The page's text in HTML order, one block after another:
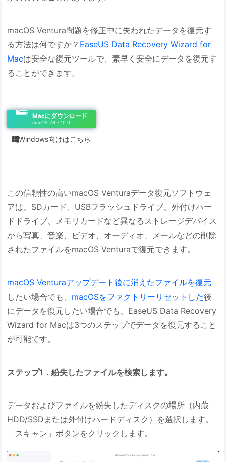
macOS Ventura問題を修正中に失われたデータを復元す
る方法は何ですか？ EaseUS Data Recovery Wizard for
Macは安全な復元ツールで、素早く安全にデータを復元す
ることができます。
Macにダウンロード
macOS 26 - 10.9
Windows向けはこちら
この信頼性の高いmacOS Venturaデータ復元ソフトウェ
アは、SDカード、USBフラッシュドライブ、外付けハー
ドドライブ、メモリカードなど異なるストレージデバイス
から写真、音楽、ビデオ、オーディオ、メールなどの削除
されたファイルをmacOS Venturaで復元できます。
macOS Venturaアップデート後に消えたファイルを復元
したい場合でも、 macOSをファクトリーリセットした後
にデータを復元したい場合でも、EaseUS Data Recovery
Wizard for Macは3つのステップでデータを復元すること
が可能です。
ステップ1．紛失したファイルを検索します。
データおよびファイルを紛失したディスクの場所（内蔵
HDD/SSDまたは外付けハードディスク）を選択します。
「スキャン」ボタンをクリックします。